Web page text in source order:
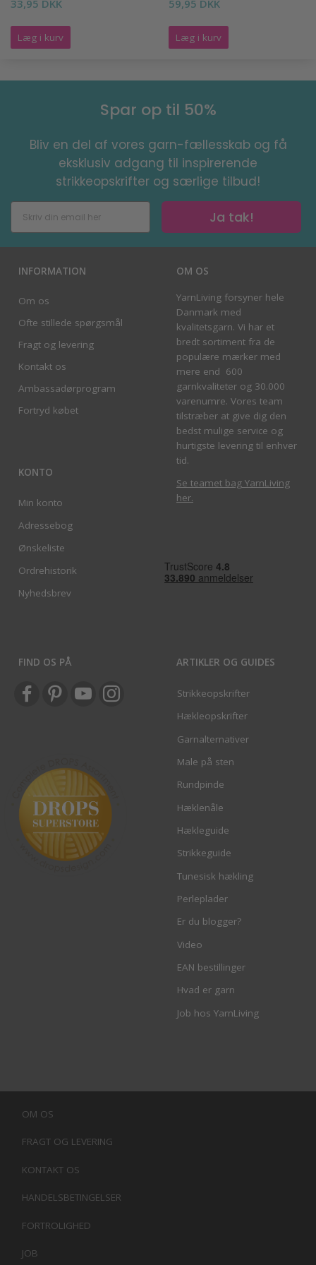
33,95 DKK
Læg i kurv
59,95 DKK
Læg i kurv
Spar op til 50%
Bliv en del af vores garn-fællesskab og få
eksklusiv adgang til inspirerende
strikkeopskrifter og særlige tilbud!
Ja tak!
INFORMATION
Om os
Ofte stillede spørgsmål
Fragt og levering
Kontakt os
Ambassadørprogram
Fortryd købet
KONTO
Min konto
Adressebog
Ønskeliste
Ordrehistorik
Nyhedsbrev
OM OS
YarnLiving forsyner hele
Danmark med
kvalitetsgarn. Vi har et
bredt sortiment fra de
populære mærker med
mere end 600
garnkvaliteter og 30.000
varenumre. Vores team
tilstræber at give dig den
bedst mulige service og
hurtigste levering til enhver
tid.
Se teamet bag YarnLiving
her.
FIND OS PÅ ARTIKLER OG GUIDES
Strikkeopskrifter
Hækleopskrifter
Garnalternativer
Male på sten
Rundpinde
Hæklenåle
Hækleguide
Strikkeguide
Tunesisk hækling
Perleplader
Er du blogger?
Video
EAN bestillinger
Hvad er garn
Job hos YarnLiving
OM OS
FRAGT OG LEVERING
KONTAKT OS
HANDELSBETINGELSER
FORTROLIGHED
JOB